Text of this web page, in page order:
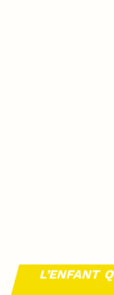
L’ENFANT